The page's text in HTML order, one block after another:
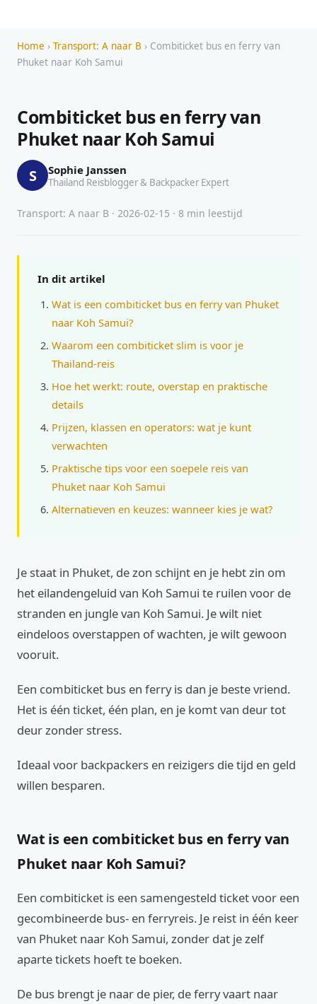
Home › Transport: A naar B › Combiticket bus en ferry van
Phuket naar Koh Samui
Combiticket bus en ferry van
Phuket naar Koh Samui
S Sophie Janssen
Thailand Reisblogger & Backpacker Expert
Transport: A naar B · 2026-02-15 · 8 min leestijd
In dit artikel
Wat is een combiticket bus en ferry van Phuket
naar Koh Samui?
Waarom een combiticket slim is voor je
Thailand-reis
Hoe het werkt: route, overstap en praktische
details
Prijzen, klassen en operators: wat je kunt
verwachten
Praktische tips voor een soepele reis van
Phuket naar Koh Samui
Alternatieven en keuzes: wanneer kies je wat?
Je staat in Phuket, de zon schijnt en je hebt zin om
het eilandengeluid van Koh Samui te ruilen voor de
stranden en jungle van Koh Samui. Je wilt niet
eindeloos overstappen of wachten, je wilt gewoon
vooruit.
Een combiticket bus en ferry is dan je beste vriend.
Het is één ticket, één plan, en je komt van deur tot
deur zonder stress.
Ideaal voor backpackers en reizigers die tijd en geld
willen besparen.
Wat is een combiticket bus en ferry van
Phuket naar Koh Samui?
Een combiticket is een samengesteld ticket voor een
gecombineerde bus- en ferryreis. Je reist in één keer
van Phuket naar Koh Samui, zonder dat je zelf
aparte tickets hoeft te boeken.
De bus brengt je naar de pier, de ferry vaart naar